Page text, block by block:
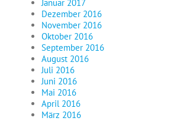
Januar 2017
Dezember 2016
November 2016
Oktober 2016
September 2016
August 2016
Juli 2016
Juni 2016
Mai 2016
April 2016
März 2016